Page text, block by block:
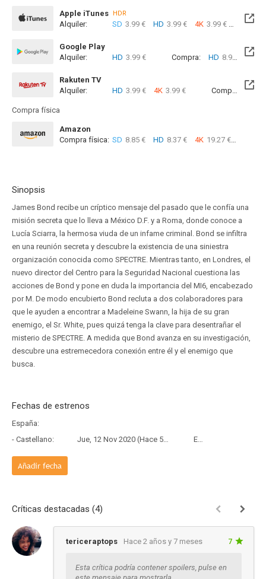
Apple iTunes HDR
Alquiler: SD 3.99 € HD 3.99 € 4K 3.99 €
Google Play
Alquiler:
HD 3.99 € Compra: HD 8.99 €
Rakuten TV
Alquiler:
HD 3.99 € 4K 3.99 € Compra: SD
Compra física
Amazon
Compra física: SD 8.85 € HD 8.37 € 4K 19.27 €
Sinopsis
James Bond recibe un críptico mensaje del pasado que le confía una
misión secreta que lo lleva a México D.F. y a Roma, donde conoce a
Lucía Sciarra, la hermosa viuda de un infame criminal. Bond se infiltra
en una reunión secreta y descubre la existencia de una siniestra
organización conocida como SPECTRE. Mientras tanto, en Londres, el
nuevo director del Centro para la Seguridad Nacional cuestiona las
acciones de Bond y pone en duda la importancia del MI6, encabezado
por M. De modo encubierto Bond recluta a dos colaboradores para
que le ayuden a encontrar a Madeleine Swann, la hija de su gran
enemigo, el Sr. White, pues quizá tenga la clave para desentrañar el
misterio de SPECTRE. A medida que Bond avanza en su investigación,
descubre una estremecedora conexión entre él y el enemigo que
busca.
Fechas de estrenos
España:
- Castellano:
Jue, 12 Nov 2020 (Hace 5 años y 8 meses) Estreno
Añadir fecha
Críticas destacadas (4)
tericeraptops Hace 2 años y 7 meses 7
Esta crítica podría contener spoilers, pulse en